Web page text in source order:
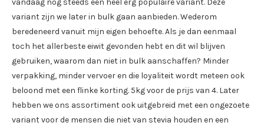
variant zijn we later in bulk gaan aanbieden. Wederom
beredeneerd vanuit mijn eigen behoefte. Als je dan eenmaal
toch het allerbeste eiwit gevonden hebt en dit wil blijven
gebruiken, waarom dan niet in bulk aanschaffen? Minder
verpakking, minder vervoer en die loyaliteit wordt meteen ook
beloond met een flinke korting. 5kg voor de prijs van 4. Later
hebben we ons assortiment ook uitgebreid met een ongezoete
variant voor de mensen die niet van stevia houden en een